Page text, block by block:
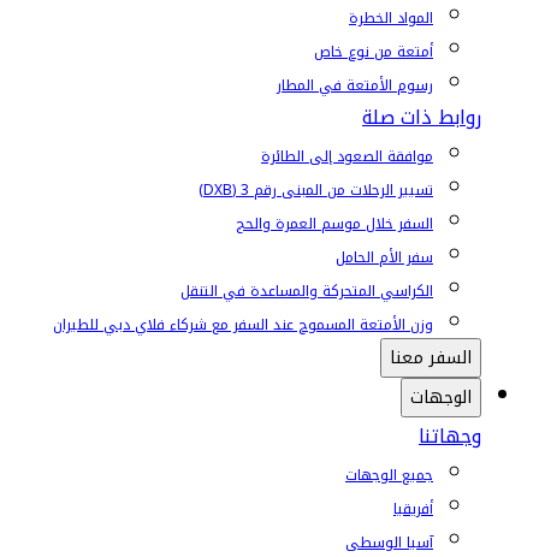
المواد الخطرة
أمتعة من نوع خاص
رسوم الأمتعة في المطار
روابط ذات صلة
موافقة الصعود إلى الطائرة
تسيير الرحلات من المبنى رقم 3 (DXB)
السفر خلال موسم العمرة والحج
سفر الأم الحامل
الكراسي المتحركة والمساعدة في التنقل
وزن الأمتعة المسموح عند السفر مع شركاء فلاي دبي للطيران
السفر معنا
الوجهات
وجهاتنا
جميع الوجهات
أفريقيا
آسيا الوسطى